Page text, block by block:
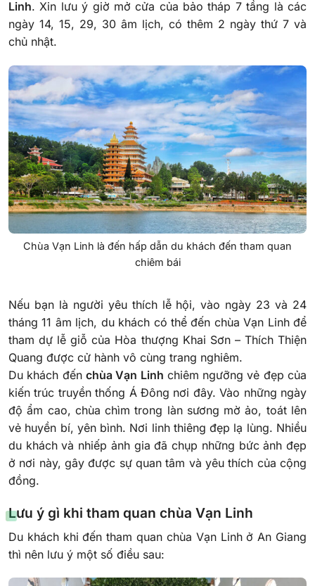
Linh. Xin lưu ý giờ mở cửa của bảo tháp 7 tầng là các
ngày 14, 15, 29, 30 âm lịch, có thêm 2 ngày thứ 7 và
chủ nhật.
Chùa Vạn Linh là đến hấp dẫn du khách đến tham quan
chiêm bái
Nếu bạn là người yêu thích lễ hội, vào ngày 23 và 24
tháng 11 âm lịch, du khách có thể đến chùa Vạn Linh để
tham dự lễ giỗ của Hòa thượng Khai Sơn – Thích Thiện
Quang được cử hành vô cùng trang nghiêm.
Du khách đến chùa Vạn Linh chiêm ngưỡng vẻ đẹp của
kiến ​​trúc truyền thống Á Đông nơi đây. Vào những ngày
độ ẩm cao, chùa chìm trong làn sương mờ ảo, toát lên
vẻ huyền bí, yên bình. Nơi linh thiêng đẹp lạ lùng. Nhiều
du khách và nhiếp ảnh gia đã chụp những bức ảnh đẹp
ở nơi này, gây được sự quan tâm và yêu thích của cộng
đồng.
Lưu ý gì khi tham quan chùa Vạn Linh
Du khách khi đến tham quan chùa Vạn Linh ở An Giang
thì nên lưu ý một số điều sau: